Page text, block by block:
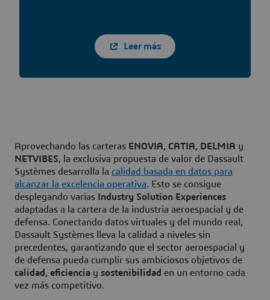
Leer más
Aprovechando las carteras ENOVIA, CATIA, DELMIA y
NETVIBES, la exclusiva propuesta de valor de Dassault
Systèmes desarrolla la calidad basada en datos para
alcanzar la excelencia operativa. Esto se consigue
desplegando varias
Industry Solution Experiences
adaptadas a la cartera de la industria aeroespacial y de
defensa. Conectando datos virtuales y del mundo real,
Dassault Systèmes lleva la calidad a niveles sin
precedentes, garantizando que el sector aeroespacial y
de defensa pueda cumplir sus ambiciosos objetivos de
calidad, eficiencia y sostenibilidad en un entorno cada
vez más competitivo.